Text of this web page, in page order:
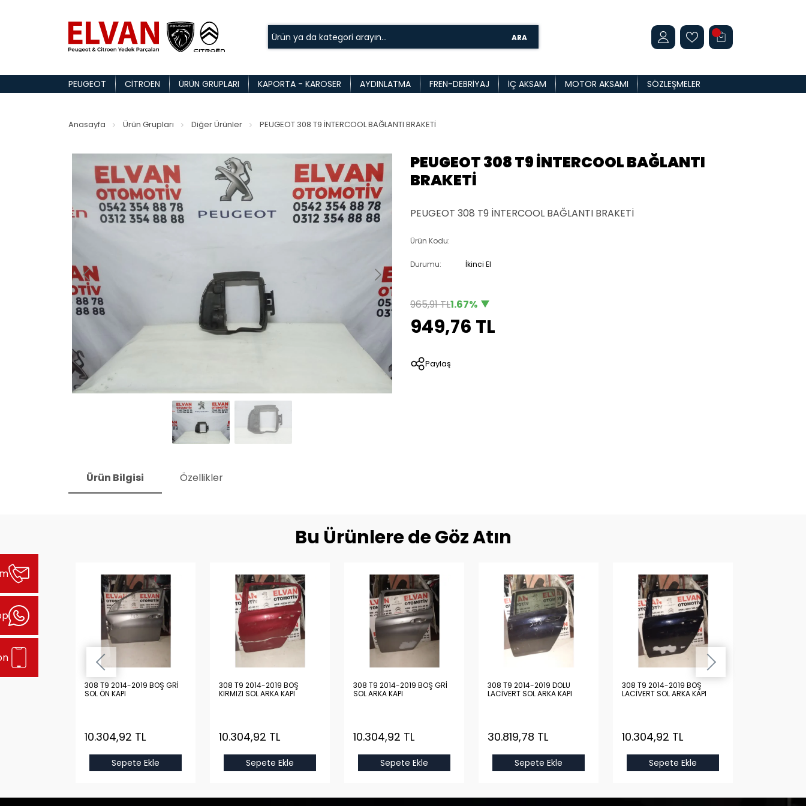
ARA
PEUGEOT CITROEN ÜRÜN GRUPLARI KAPORTA - KAROSER AYDINLATMA FREN-DEBRIYAJ İÇ AKSAM MOTOR AKSAMI SÖZLEŞMELER
Anasayfa Ürün Grupları Diğer Ürünler PEUGEOT 308 T9 İNTERCOOL BAĞLANTI BRAKETİ
PEUGEOT 308 T9 İNTERCOOL BAĞLANTI
BRAKETİ
PEUGEOT 308 T9 İNTERCOOL BAĞLANTI BRAKETİ
Ürün Kodu:
Durumu: İkinci El
965,91 TL1.67%
949,76 TL
Paylaş
Ürün Bilgisi Özellikler
Bu Ürünlere de Göz Atın
308 T9 2014-2019 BOŞ GRİ
SOL ÖN KAPI
10.304,92 TL
Sepete Ekle
308 T9 2014-2019 BOŞ
KIRMIZI SOL ARKA KAPI
10.304,92 TL
Sepete Ekle
308 T9 2014-2019 BOŞ GRİ
SOL ARKA KAPI
10.304,92 TL
Sepete Ekle
308 T9 2014-2019 DOLU
LACİVERT SOL ARKA KAPI
30.819,78 TL
Sepete Ekle
308 T9 2014-2019 BOŞ
LACİVERT SOL ARKA KAPI
10.304,92 TL
Sepete Ekle